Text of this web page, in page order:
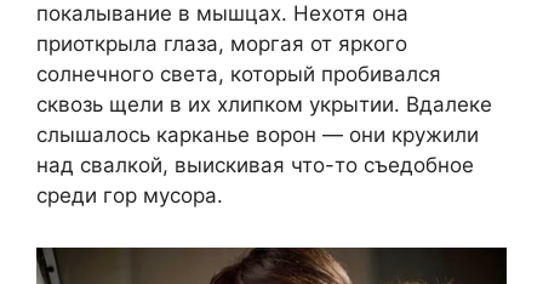
покалывание в мышцах. Нехотя она
приоткрыла глаза, моргая от яркого
солнечного света, который пробивался
сквозь щели в их хлипком укрытии. Вдалеке
слышалось карканье ворон — они кружили
над свалкой, выискивая что-то съедобное
среди гор мусора.